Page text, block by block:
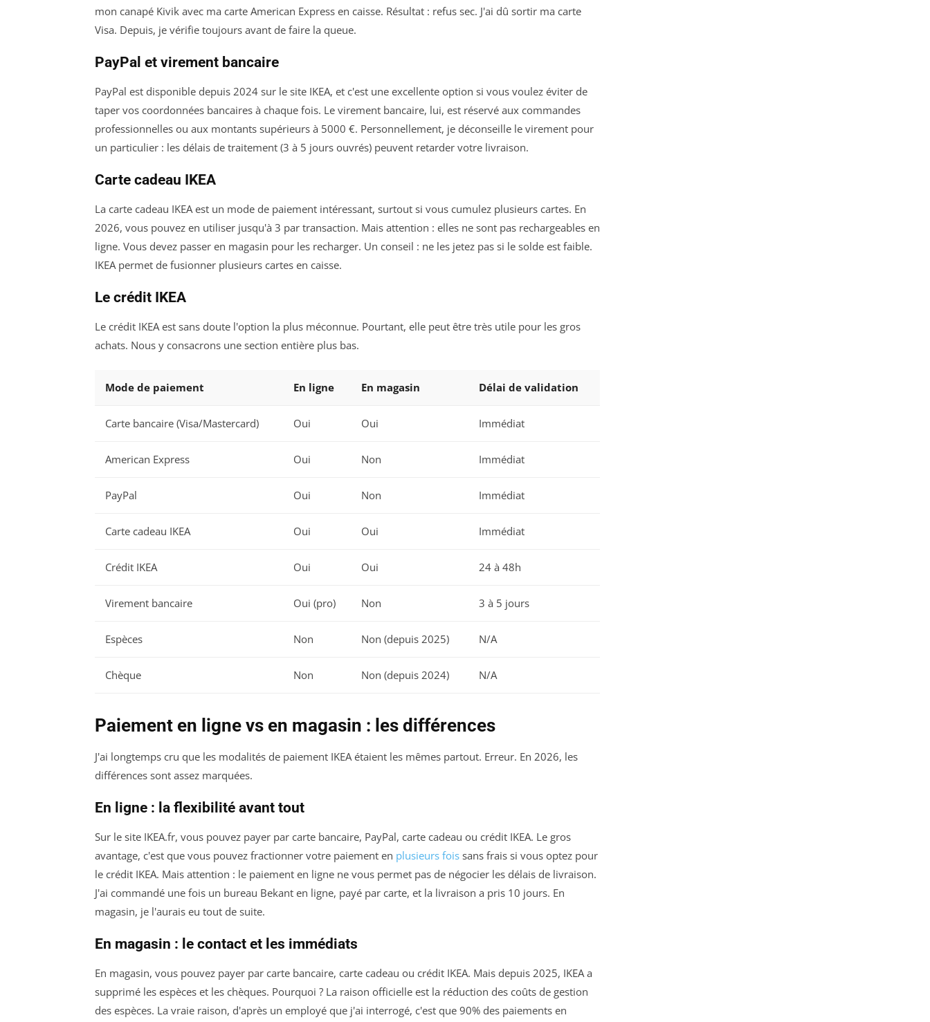
mon canapé Kivik avec ma carte American Express en caisse. Résultat : refus sec. J'ai dû sortir ma carte
Visa. Depuis, je vérifie toujours avant de faire la queue.
PayPal et virement bancaire
PayPal est disponible depuis 2024 sur le site IKEA, et c'est une excellente option si vous voulez éviter de
taper vos coordonnées bancaires à chaque fois. Le virement bancaire, lui, est réservé aux commandes
professionnelles ou aux montants supérieurs à 5000 €. Personnellement, je déconseille le virement pour
un particulier : les délais de traitement (3 à 5 jours ouvrés) peuvent retarder votre livraison.
Carte cadeau IKEA
La carte cadeau IKEA est un mode de paiement intéressant, surtout si vous cumulez plusieurs cartes. En
2026, vous pouvez en utiliser jusqu'à 3 par transaction. Mais attention : elles ne sont pas rechargeables en
ligne. Vous devez passer en magasin pour les recharger. Un conseil : ne les jetez pas si le solde est faible.
IKEA permet de fusionner plusieurs cartes en caisse.
Le crédit IKEA
Le crédit IKEA est sans doute l'option la plus méconnue. Pourtant, elle peut être très utile pour les gros
achats. Nous y consacrons une section entière plus bas.
Mode de paiement En ligne En magasin Délai de validation
Carte bancaire (Visa/Mastercard) Oui Oui Immédiat
American Express Oui Non Immédiat
PayPal Oui Non Immédiat
Carte cadeau IKEA Oui Oui Immédiat
Crédit IKEA Oui Oui 24 à 48h
Virement bancaire Oui (pro) Non 3 à 5 jours
Espèces Non Non (depuis 2025) N/A
Chèque Non Non (depuis 2024) N/A
Paiement en ligne vs en magasin : les différences
J'ai longtemps cru que les modalités de paiement IKEA étaient les mêmes partout. Erreur. En 2026, les
différences sont assez marquées.
En ligne : la flexibilité avant tout
Sur le site IKEA.fr, vous pouvez payer par carte bancaire, PayPal, carte cadeau ou crédit IKEA. Le gros
avantage, c'est que vous pouvez fractionner votre paiement en plusieurs fois sans frais si vous optez pour
le crédit IKEA. Mais attention : le paiement en ligne ne vous permet pas de négocier les délais de livraison.
J'ai commandé une fois un bureau Bekant en ligne, payé par carte, et la livraison a pris 10 jours. En
magasin, je l'aurais eu tout de suite.
En magasin : le contact et les immédiats
En magasin, vous pouvez payer par carte bancaire, carte cadeau ou crédit IKEA. Mais depuis 2025, IKEA a
supprimé les espèces et les chèques. Pourquoi ? La raison officielle est la réduction des coûts de gestion
des espèces. La vraie raison, d'après un employé que j'ai interrogé, c'est que 90% des paiements en